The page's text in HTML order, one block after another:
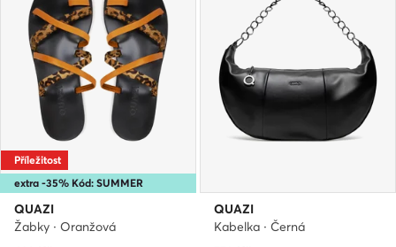
extra -35% Kód: SUMMER
Příležitost
QUAZI
Žabky · Oranžová
QUAZI
Kabelka · Černá